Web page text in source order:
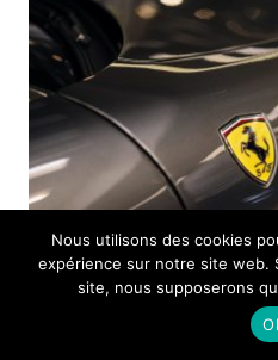
Pourquoi faire le
Nous utilisons des cookies
expérience sur notre site web.
site, nous supposerons